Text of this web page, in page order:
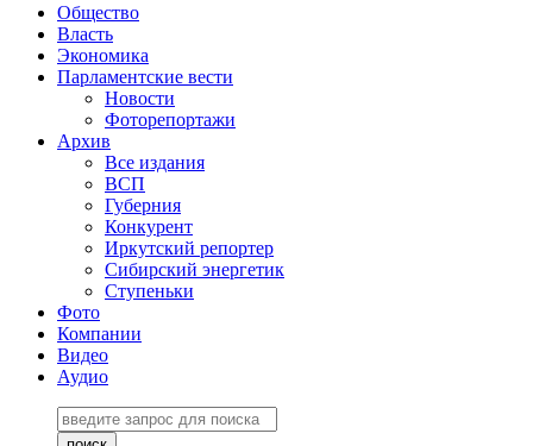
Общество
Власть
Экономика
Парламентские вести
Новости
Фоторепортажи
Архив
Все издания
ВСП
Губерния
Конкурент
Иркутский репортер
Сибирский энергетик
Ступеньки
Фото
Компании
Видео
Аудио